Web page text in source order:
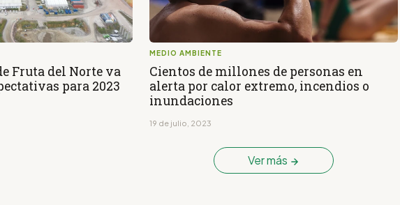
Fruta del Norte va
para 2023
MEDIO AMBIENTE
Cientos de millones de personas en
alerta por calor extremo, incendios o
inundaciones
19 de julio, 2023
Ver más